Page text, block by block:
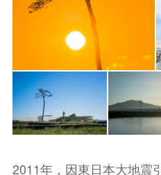
2011年，因東日本大地震